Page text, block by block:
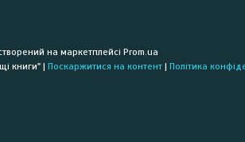
на маркетплейсі Prom.ua
Книжковий інтернет-магазин "Кращі книги" | Поскаржитися на контент | Політика